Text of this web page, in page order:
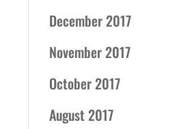
December 2017
November 2017
October 2017
August 2017